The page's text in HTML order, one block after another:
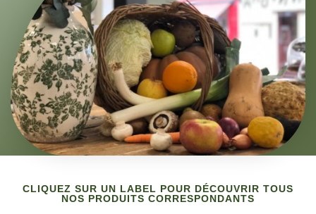
CLIQUEZ SUR UN LABEL POUR DÉCOUVRIR TOUS
NOS PRODUITS CORRESPONDANTS